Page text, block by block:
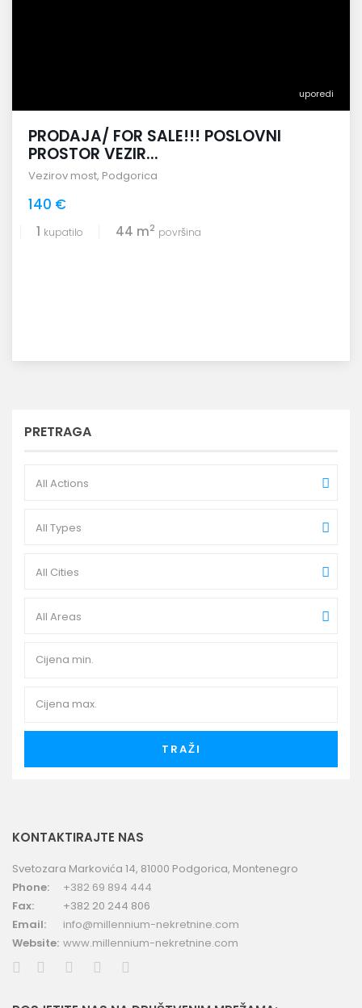
uporedi
PRODAJA/ FOR SALE!!! POSLOVNI
PROSTOR VEZIR...
Vezirov most, Podgorica
140 €
1 kupatilo 44 m2 površina
PRETRAGA
All Actions
All Types
All Cities
All Areas
TRAŽI
KONTAKTIRAJTE NAS
Svetozara Markovića 14, 81000 Podgorica, Montenegro
Phone:
+382 69 894 444
Fax:
+382 20 244 806
Email:
info@millennium-nekretnine.com
Website: www.millennium-nekretnine.com